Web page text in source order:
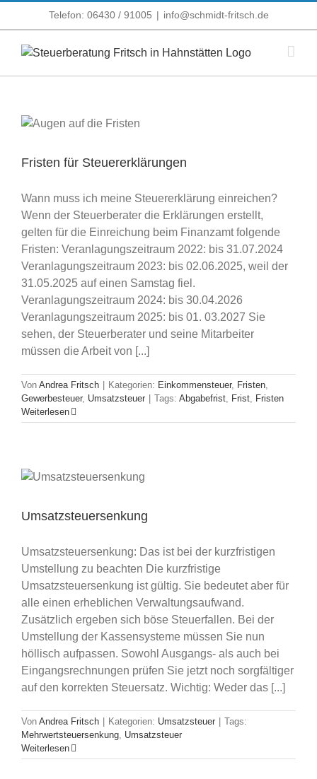
Telefon: 06430 / 91005 | info@schmidt-fritsch.de
Fristen für Steuererklärungen
Wann muss ich meine Steuererklärung einreichen?
Wenn der Steuerberater die Erklärungen erstellt,
gelten für die Einreichung beim Finanzamt folgende
Fristen: Veranlagungszeitraum 2022: bis 31.07.2024
Veranlagungszeitraum 2023: bis 02.06.2025, weil der
31.05.2025 auf einen Samstag fiel.
Veranlagungszeitraum 2024: bis 30.04.2026
Veranlagungszeitraum 2025: bis 01. 03.2027 Sie
sehen, der Steuerberater und seine Mitarbeiter
müssen die Arbeit von [...]
Von Andrea Fritsch Kategorien: Einkommensteuer, Fristen
Gewerbesteuer, Umsatzsteuer Tags: Abgabefrist Frist
Fristen
Weiterlesen
Umsatzsteuersenkung
Umsatzsteuersenkung: Das ist bei der kurzfristigen
Umstellung zu beachten Die kurzfristige
Umsatzsteuersenkung ist gültig. Sie bedeutet aber für
alle einen erheblichen Verwaltungsaufwand.
Zusätzlich ergeben sich böse Steuerfallen. Bei der
Umstellung der Kassensysteme müssen Sie nun
höllisch aufpassen. Sowohl Ausgangs- als auch bei
Eingangsrechnungen prüfen Sie jetzt noch sorgfältiger
auf den korrekten Steuersatz. Wichtig: Weder das [...]
Von Andrea Fritsch Kategorien: Umsatzsteuer
Tags:
Mehrwertsteuersenkung Umsatzsteuer
Weiterlesen